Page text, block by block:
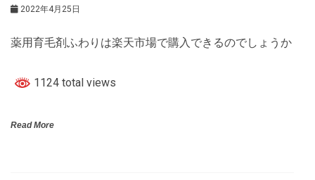
2022年4月25日
薬用育毛剤ふわりは楽天市場で購入できるのでしょうか
1124 total views
Read More